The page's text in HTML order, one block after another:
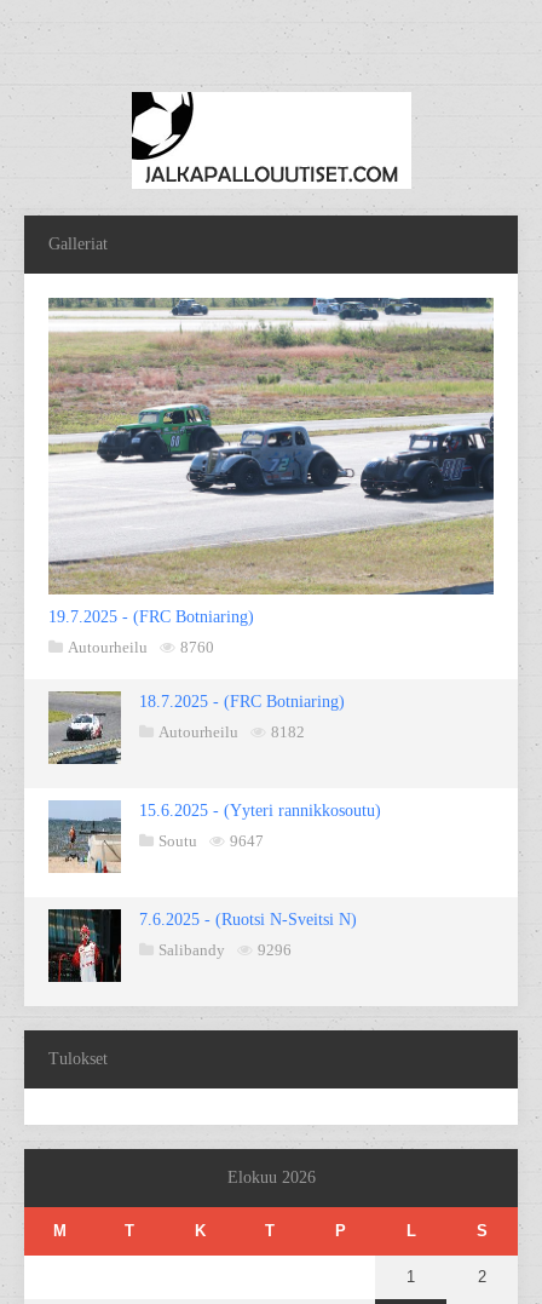
Galleriat
19.7.2025 - (FRC Botniaring)
Autourheilu
8760
18.7.2025 - (FRC Botniaring)
Autourheilu
8182
15.6.2025 - (Yyteri rannikkosoutu)
Soutu
9647
7.6.2025 - (Ruotsi N-Sveitsi N)
Salibandy
9296
Tulokset
Elokuu 2026
M T K T P L S
1 2